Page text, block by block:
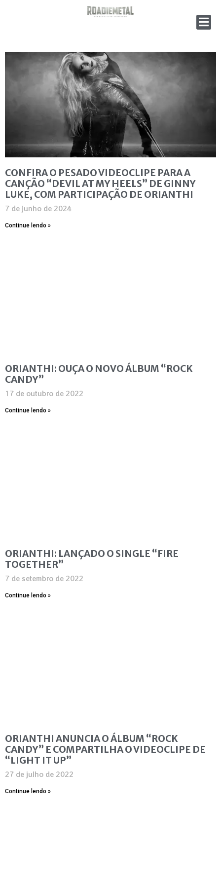
CONFIRA O PESADO VIDEOCLIPE PARA A
CANÇÃO “DEVIL AT MY HEELS” DE GINNY
LUKE, COM PARTICIPAÇÃO DE ORIANTHI
7 de junho de 2024
Continue lendo »
ORIANTHI: OUÇA O NOVO ÁLBUM “ROCK
CANDY”
17 de outubro de 2022
Continue lendo »
ORIANTHI: LANÇADO O SINGLE “FIRE
TOGETHER”
7 de setembro de 2022
Continue lendo »
ORIANTHI ANUNCIA O ÁLBUM “ROCK
CANDY” E COMPARTILHA O VIDEOCLIPE DE
“LIGHT IT UP”
27 de julho de 2022
Continue lendo »